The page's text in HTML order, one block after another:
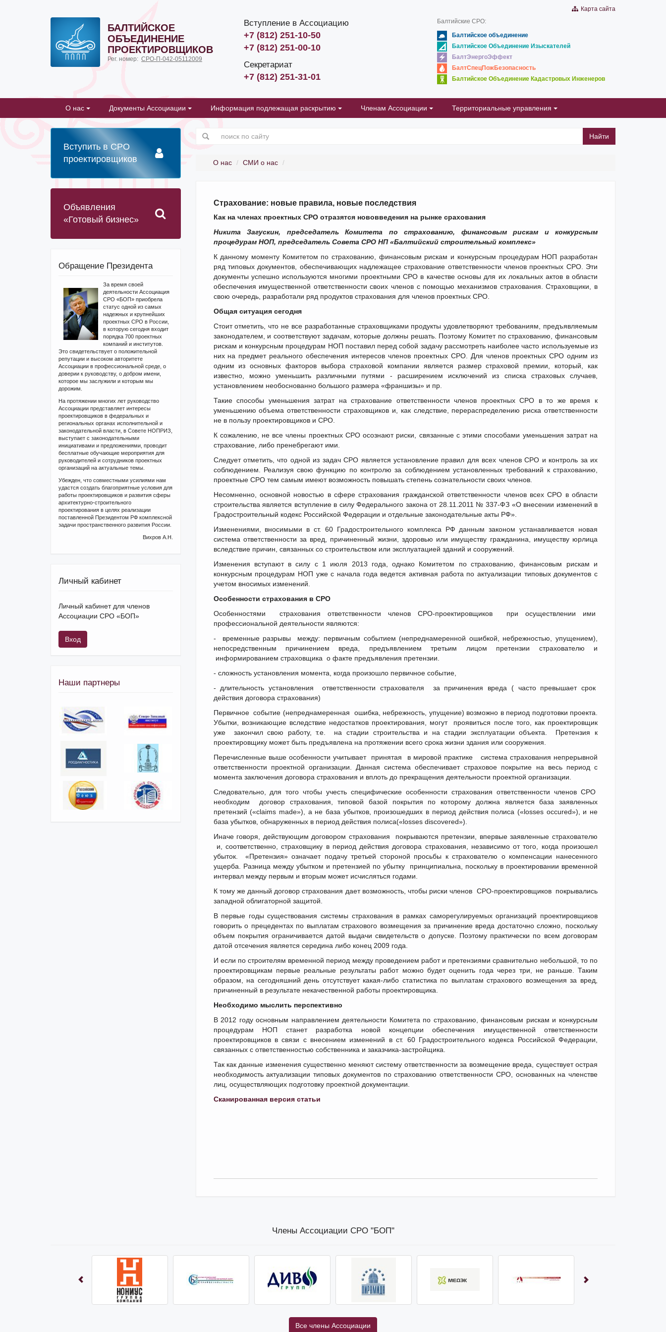
БАЛТИЙСКОЕ
ОБЪЕДИНЕНИЕ
ПРОЕКТИРОВЩИКОВ
Рег. номер: СРО-П-042-05112009
Вступление в Ассоциацию
+7 (812) 251-10-50
+7 (812) 251-00-10
Секретариат
+7 (812) 251-31-01
Карта сайта
Балтийские СРО:
Балтийское объединение
Балтийское Объединение Изыскателей
БалтЭнергоЭффект
БалтСпецПожБезопасность
Балтийское Объединение Кадастровых Инженеров
О нас Документы Ассоциации Информация подлежащая раскрытию Членам Ассоциации Территориальные управления
Найти
О нас СМИ о нас
Страхование: новые правила, новые последствия
Как на членах проектных СРО отразятся нововведения на рынке срахования
Никита Загускин, председатель Комитета по страхованию, финансовым рискам и конкурсным
процедурам НОП, председатель Совета СРО НП «Балтийский строительный комплекс»
К данному моменту Комитетом по страхованию, финансовым рискам и конкурсным процедурам НОП разработан
ряд типовых документов, обеспечивающих надлежащее страхование ответственности членов проектных СРО. Эти
документы успешно используются многими проектными СРО в качестве основы для их локальных актов в области
обеспечения имущественной ответственности своих членов с помощью механизмов страхования. Страховщики, в
свою очередь, разработали ряд продуктов страхования для членов проектных СРО.
Общая ситуация сегодня
Стоит отметить, что не все разработанные страховщиками продукты удовлетворяют требованиям, предъявляемым
законодателем, и соответствуют задачам, которые должны решать. Поэтому Комитет по страхованию, финансовым
рискам и конкурсным процедурам НОП поставил перед собой задачу рассмотреть наиболее часто используемые из
них на предмет реального обеспечения интересов членов проектных СРО. Для членов проектных СРО одним из
одним из основных факторов выбора страховой компании является размер страховой премии, который, как
известно, можно уменьшить различными путями - расширением исключений из списка страховых случаев,
установлением необоснованно большого размера «франшизы» и пр.
Такие способы уменьшения затрат на страхование ответственности членов проектных СРО в то же время к
уменьшению объема ответственности страховщиков и, как следствие, перераспределению риска ответственности
не в пользу проектировщиков и СРО.
К сожалению, не все члены проектных СРО осознают риски, связанные с этими способами уменьшения затрат на
страхование, либо пренебрегают ими.
Следует отметить, что одной из задач СРО является установление правил для всех членов СРО и контроль за их
соблюдением. Реализуя свою функцию по контролю за соблюдением установленных требований к страхованию,
проектные СРО тем самым имеют возможность повышать степень сознательности своих членов.
Несомненно, основной новостью в сфере страхования гражданской ответственности членов всех СРО в области
строительства является вступление в силу Федерального закона от 28.11.2011 № 337-ФЗ «О внесении изменений в
Градостроительный кодекс Российской Федерации и отдельные законодательные акты РФ».
Изменениями, вносимыми в ст. 60 Градостроительного комплекса РФ данным законом устанавливается новая
система ответственности за вред, причиненный жизни, здоровью или имуществу гражданина, имуществу юрлица
вследствие причин, связанных со строительством или эксплуатацией зданий и сооружений.
Изменения вступают в силу с 1 июля 2013 года, однако Комитетом по страхованию, финансовым рискам и
конкурсным процедурам НОП уже с начала года ведется активная работа по актуализации типовых документов с
учетом вносимых изменений.
Особенности страхования в СРО
Особенностями страхования ответственности членов СРО-проектировщиков при осуществлении ими
профессиональной деятельности являются:
- временные разрывы между: первичным событием (непреднамеренной ошибкой, небрежностью, упущением),
непосредственным причинением вреда, предъявлением третьим лицом претензии страхователю и
информированием страховщика о факте предъявления претензии.
- сложность установления момента, когда произошло первичное событие,
- длительность установления ответственности страхователя за причинения вреда ( часто превышает срок
действия договора страхования)
Первичное событие (непреднамеренная ошибка, небрежность, упущение) возможно в период подготовки проекта.
Убытки, возникающие вследствие недостатков проектирования, могут проявиться после того, как проектировщик
уже закончил свою работу, т.е. на стадии строительства и на стадии эксплуатации объекта. Претензия к
проектировщику может быть предъявлена на протяжении всего срока жизни здания или сооружения.
Перечисленные выше особенности учитывает принятая в мировой практике система страхования непрерывной
ответственности проектной организации. Данная система обеспечивает страховое покрытие на весь период с
момента заключения договора страхования и вплоть до прекращения деятельности проектной организации.
Следовательно, для того чтобы учесть специфические особенности страхования ответственности членов СРО
необходим договор страхования, типовой базой покрытия по которому должна является база заявленных
претензий («claims made»), а не база убытков, произошедших в период действия полиса («losses occured»), и не
база убытков, обнаруженных в период действия полиса(«losses discovered»).
Иначе говоря, действующим договором страхования покрываются претензии, впервые заявленные страхователю
и, соответственно, страховщику в период действия договора страхования, независимо от того, когда произошел
убыток. «Претензия» означает подачу третьей стороной просьбы к страхователю о компенсации нанесенного
ущерба. Разница между убытком и претензией по убытку принципиальна, поскольку в проектировании временной
интервал между первым и вторым может исчисляться годами.
К тому же данный договор страхования дает возможность, чтобы риски членов СРО-проектировщиков покрывались
западной облигаторной защитой.
В первые годы существования системы страхования в рамках саморегулируемых организаций проектировщиков
говорить о прецедентах по выплатам страхового возмещения за причинение вреда достаточно сложно, поскольку
объем покрытия ограничивается датой выдачи свидетельств о допуске. Поэтому практически по всем договорам
датой отсечения является середина либо конец 2009 года.
И если по строителям временной период между проведением работ и претензиями сравнительно небольшой, то по
проектировщикам первые реальные результаты работ можно будет оценить года через три, не раньше. Таким
образом, на сегодняшний день отсутствует какая-либо статистика по выплатам страхового возмещения за вред,
причиненный в результате некачественной работы проектировщика.
Необходимо мыслить перспективно
В 2012 году основным направлением деятельности Комитета по страхованию, финансовым рискам и конкурсным
процедурам НОП станет разработка новой концепции обеспечения имущественной ответственности
проектировщиков в связи с внесением изменений в ст. 60 Градостроительного кодекса Российской Федерации,
связанных с ответственностью собственника и заказчика-застройщика.
Так как данные изменения существенно меняют систему ответственности за возмещение вреда, существует острая
необходимость актуализации типовых документов по страхованию ответственности СРО, основанных на членстве
лиц, осуществляющих подготовку проектной документации.
Сканированная версия статьи
Вступить в СРО
проектировщиков
Объявления
«Готовый бизнес»
Обращение Президента
За время своей
деятельности Ассоциация
СРО «БОП» приобрела
статус одной из самых
надежных и крупнейших
проектных СРО в России,
в которую сегодня входит
порядка 700 проектных
компаний и институтов.
Это свидетельствует о положительной
репутации и высоком авторитете
Ассоциации в профессиональной среде, о
доверии к руководству, о добром имени,
которое мы заслужили и которым мы
дорожим.
На протяжении многих лет руководство
Ассоциации представляет интересы
проектировщиков в федеральных и
региональных органах исполнительной и
законодательной власти, в Совете НОПРИЗ,
выступает с законодательными
инициативами и предложениями, проводит
бесплатные обучающие мероприятия для
руководителей и сотрудников проектных
организаций на актуальные темы.
Убежден, что совместными усилиями нам
удастся создать благоприятные условия для
работы проектировщиков и развития сферы
архитектурно-строительного
проектирования в целях реализации
поставленной Президентом РФ комплексной
задачи пространственного развития России.
Вихров А.Н.
Личный кабинет
Личный кабинет для членов
Ассоциации СРО «БОП»
Вход
Наши партнеры
Члены Ассоциации СРО "БОП"
Все члены Ассоциации